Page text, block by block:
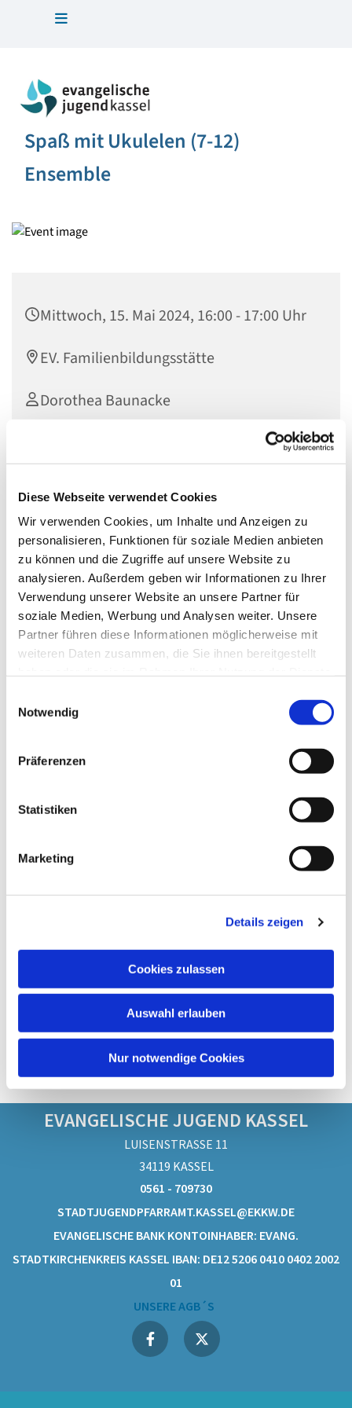
Diese Webseite verwendet Cookies
Wir verwenden Cookies, um Inhalte und Anzeigen zu
personalisieren, Funktionen für soziale Medien anbieten
zu können und die Zugriffe auf unsere Website zu
analysieren. Außerdem geben wir Informationen zu Ihrer
Verwendung unserer Website an unsere Partner für
soziale Medien, Werbung und Analysen weiter. Unsere
Partner führen diese Informationen möglicherweise mit
weiteren Daten zusammen, die Sie ihnen bereitgestellt
Notwendig
Präferenzen
Statistiken
Marketing
Details zeigen
Cookies zulassen
Auswahl erlauben
Nur notwendige Cookies
Spaß mit Ukulelen (7-12)
Ensemble
Mittwoch, 15. Mai 2024, 16:00 - 17:00 Uhr
EV. Familienbildungsstätte
Dorothea Baunacke
Ensemble für alle Kinder von 7-12 Jahren, die schon die
Grundlagen des Ukulelespielens beherrschen.
Leitung und weitere Informationen: Dorothea Baunacke
Dies könnte Sie auch interessieren
EVANGELISCHE JUGEND KASSEL
LUISENSTRASSE 11
34119 KASSEL
0561 - 709730
STADTJUGENDPFARRAMT.KASSEL@EKKW.DE
EVANGELISCHE BANK KONTOINHABER: EVANG.
STADTKIRCHENKREIS KASSEL IBAN: DE12 5206 0410 0402 2002
01
UNSERE AGB´S